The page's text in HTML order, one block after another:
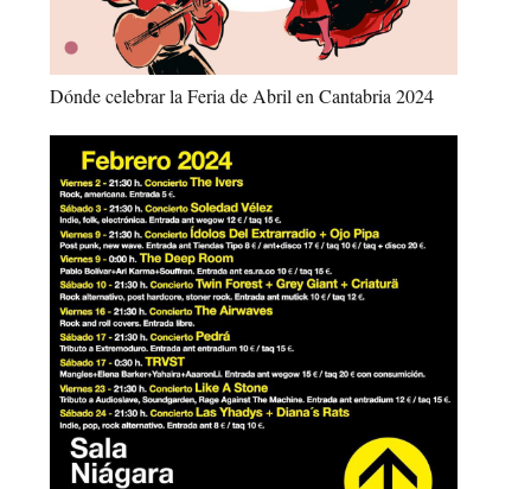
Dónde celebrar la Feria de Abril en Cantabria 2024